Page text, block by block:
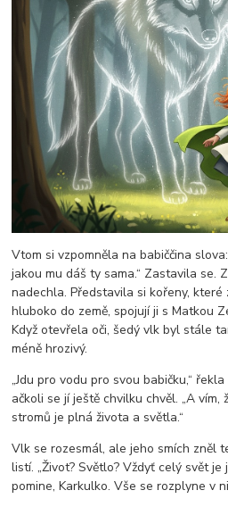
Vtom si vzpomněla na babiččina
jakou mu dáš ty sama.“ Zastavila se.
nadechla. Představila si kořeny,
hluboko do země, spojují ji s Matkou
Když otevřela oči, šedý vlk byl stále
méně hrozivý.
„Jdu pro vodu pro svou babičku,“
ačkoli se jí ještě chvilku chvěl. „A
stromů je plná života a světla.“
Vlk se rozesmál, ale jeho smích zněl
listí. „Život? Světlo? Vždyť celý svět je
pomine, Karkulko. Vše se rozplyne v